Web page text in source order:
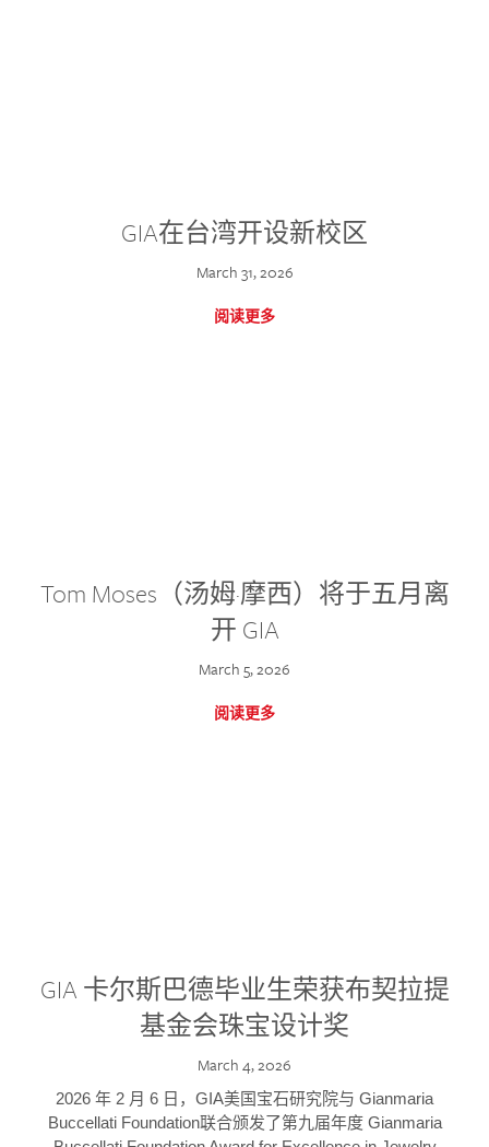
GIA在台湾开设新校区
March 31, 2026
阅读更多
Tom Moses（汤姆·摩西）将于五月离
开 GIA
March 5, 2026
阅读更多
GIA 卡尔斯巴德毕业生荣获布契拉提
基金会珠宝设计奖
March 4, 2026
2026 年 2 月 6 日，GIA美国宝石研究院与 Gianmaria
Buccellati Foundation联合颁发了第九届年度 Gianmaria